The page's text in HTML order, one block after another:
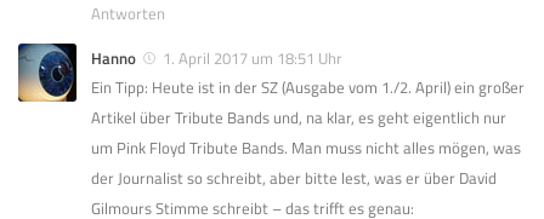
Antworten
Hanno
1. April 2017 um 18:51 Uhr
Ein Tipp: Heute ist in der SZ (Ausgabe vom 1./2. April) ein großer
Artikel über Tribute Bands und, na klar, es geht eigentlich nur
um Pink Floyd Tribute Bands. Man muss nicht alles mögen, was
der Journalist so schreibt, aber bitte lest, was er über David
Gilmours Stimme schreibt – das trifft es genau: